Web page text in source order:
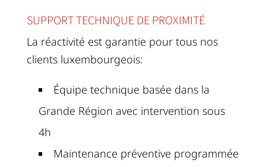
SUPPORT TECHNIQUE DE PROXIMITÉ
La réactivité est garantie pour tous nos
clients luxembourgeois:
Équipe technique basée dans la
Grande Région avec intervention sous
4h
Maintenance préventive programmée